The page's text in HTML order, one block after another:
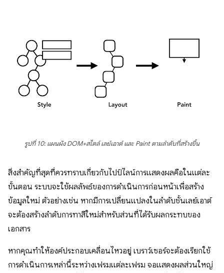
รูปที่ 10: แผนผัง DOM+สไตล์ เลย์เอาต์ และ Paint ตามลำดับที่สร้างขึ้น
สิ่งสำคัญที่สุดที่ควรทราบเกี่ยวกับไปป์ไลน์การแสดงผลคือในแต่ละ
ขั้นตอน ระบบจะใช้ผลลัพธ์ของการดำเนินการก่อนหน้าเพื่อสร้าง
ข้อมูลใหม่ ตัวอย่างเช่น หากมีการเปลี่ยนแปลงในลําดับชั้นเลย์เอาต์
จะต้องสร้างลําดับการทาสีใหม่สําหรับส่วนที่ได้รับผลกระทบของ
เอกสาร
หากคุณทำให้องค์ประกอบเคลื่อนไหวอยู่ เบราว์เซอร์จะต้องเรียกใช้
การดำเนินการเหล่านี้ระหว่างเฟรมแต่ละเฟรม จอแสดงผลส่วนใหญ่